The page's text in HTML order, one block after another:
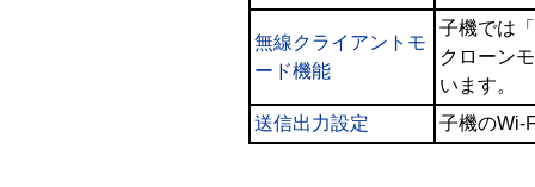
無線クライアントモ
ード機能
子機では
クローン
います。
送信出力設定
子機のWi-